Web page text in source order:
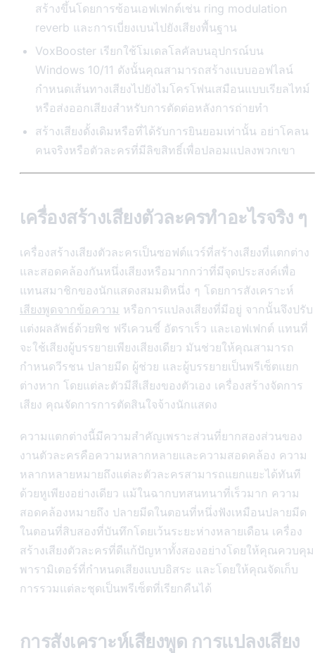
สร้างขึ้นโดยการซ้อนเอฟเฟกต์เช่น ring modulation
reverb และการเบี่ยงเบนไปยังเสียงพื้นฐาน
VoxBooster เรียกใช้โมเดลโลคัลบนอุปกรณ์บน
Windows 10/11 ดังนั้นคุณสามารถสร้างแบบออฟไลน์
กำหนดเส้นทางเสียงไปยังไมโครโฟนเสมือนแบบเรียลไทม์
หรือส่งออกเสียงสำหรับการตัดต่อหลังการถ่ายทำ
สร้างเสียงดั้งเดิมหรือที่ได้รับการยินยอมเท่านั้น อย่าโคลน
คนจริงหรือตัวละครที่มีลิขสิทธิ์เพื่อปลอมแปลงพวกเขา
เครื่องสร้างเสียงตัวละครทำอะไรจริง ๆ
เครื่องสร้างเสียงตัวละครเป็นซอฟต์แวร์ที่สร้างเสียงที่แตกต่าง
และสอดคล้องกันหนึ่งเสียงหรือมากกว่าที่มีจุดประสงค์เพื่อ
แทนสมาชิกของนักแสดงสมมติหนึ่ง ๆ โดยการสังเคราะห์
เสียงพูดจากข้อความ หรือการแปลงเสียงที่มีอยู่ จากนั้นจึงปรับ
แต่งผลลัพธ์ด้วยพิช ฟรีเควนซี์ อัตราเร็ว และเอฟเฟกต์ แทนที่
จะใช้เสียงผู้บรรยายเพียงเสียงเดียว มันช่วยให้คุณสามารถ
กำหนดวีรชน ปลายมีด ผู้ช่วย และผู้บรรยายเป็นพรีเซ็ตแยก
ต่างหาก โดยแต่ละตัวมีสีเสียงของตัวเอง เครื่องสร้างจัดการ
เสียง คุณจัดการการตัดสินใจจ้างนักแสดง
ความแตกต่างนี้มีความสำคัญเพราะส่วนที่ยากสองส่วนของ
งานตัวละครคือความหลากหลายและความสอดคล้อง ความ
หลากหลายหมายถึงแต่ละตัวละครสามารถแยกแยะได้ทันที
ด้วยหูเพียงอย่างเดียว แม้ในฉากบทสนทนาที่เร็วมาก ความ
สอดคล้องหมายถึง ปลายมีดในตอนที่หนึ่งฟังเหมือนปลายมีด
ในตอนที่สิบสองที่บันทึกโดยเว้นระยะห่างหลายเดือน เครื่อง
สร้างเสียงตัวละครที่ดีแก้ปัญหาทั้งสองอย่างโดยให้คุณควบคุม
พารามิเตอร์ที่กำหนดเสียงแบบอิสระ และโดยให้คุณจัดเก็บ
การรวมแต่ละชุดเป็นพรีเซ็ตที่เรียกคืนได้
การสังเคราะห์เสียงพูด การแปลงเสียง